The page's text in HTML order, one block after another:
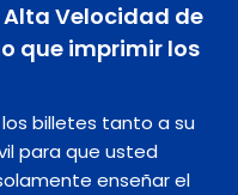
Alta Velocidad de
que imprimir los
billetes tanto a su
para que usted
enseñar el